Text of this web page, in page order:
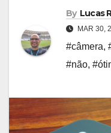
By Lucas
MAR 30,
#câmera,
#não,